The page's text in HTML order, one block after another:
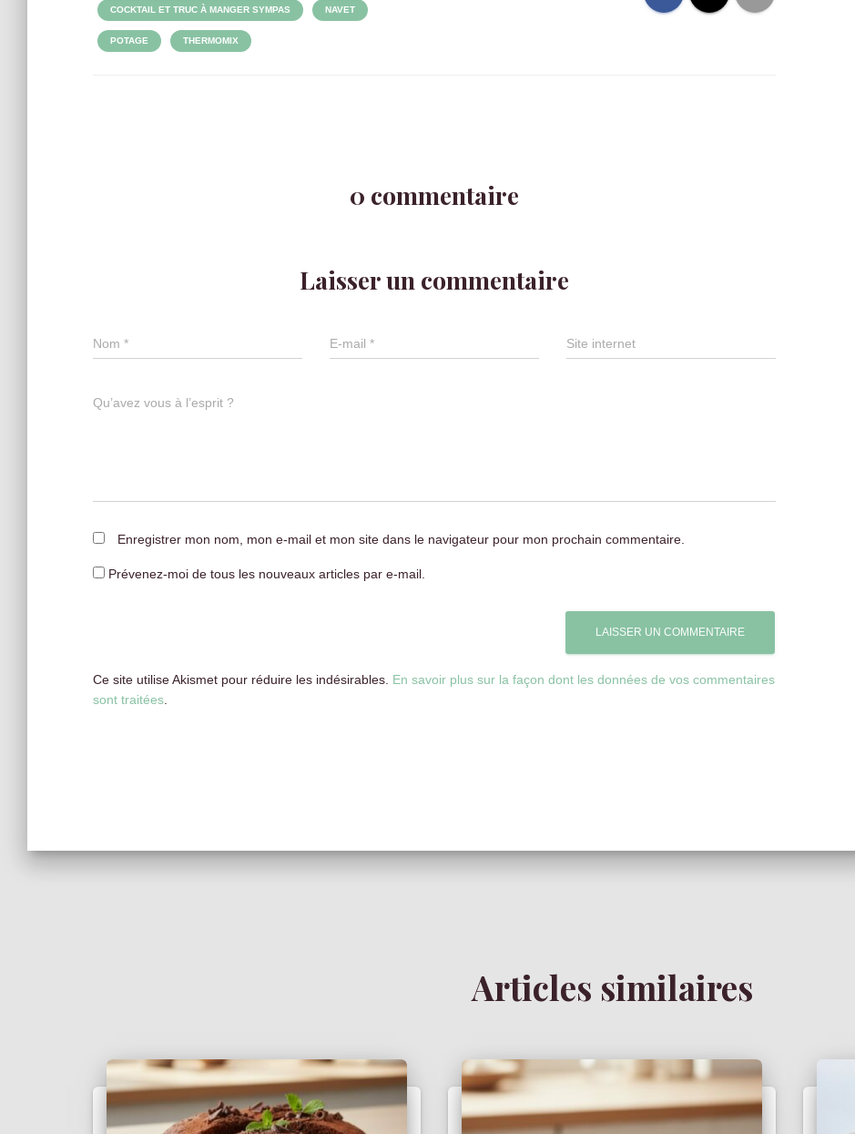
COCKTAIL ET TRUC À MANGER SYMPAS NAVET
POTAGE THERMOMIX
0 commentaire
Laisser un commentaire
Nom * E-mail * Site internet
Qu’avez vous à l’esprit ?
Enregistrer mon nom, mon e-mail et mon site dans le navigateur pour mon prochain commentaire.
Prévenez-moi de tous les nouveaux articles par e-mail.
Ce site utilise Akismet pour réduire les indésirables. En savoir plus sur la façon dont les données de vos commentaires
sont traitées
Articles similaires